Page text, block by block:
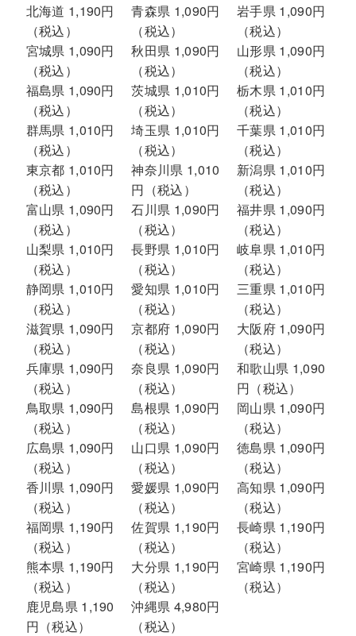
北海道 1,190円
（税込）
青森県 1,090円
（税込）
岩手県 1,090円
（税込）
宮城県 1,090円
（税込）
秋田県 1,090円
（税込）
山形県 1,090円
（税込）
福島県 1,090円
（税込）
茨城県 1,010円
（税込）
栃木県 1,010円
（税込）
群馬県 1,010円
（税込）
埼玉県 1,010円
（税込）
千葉県 1,010円
（税込）
東京都 1,010円
（税込）
神奈川県 1,010
円（税込）
新潟県 1,010円
（税込）
富山県 1,090円
（税込）
石川県 1,090円
（税込）
福井県 1,090円
（税込）
山梨県 1,010円
（税込）
長野県 1,010円
（税込）
岐阜県 1,010円
（税込）
静岡県 1,010円
（税込）
愛知県 1,010円
（税込）
三重県 1,010円
（税込）
滋賀県 1,090円
（税込）
京都府 1,090円
（税込）
大阪府 1,090円
（税込）
兵庫県 1,090円
（税込）
奈良県 1,090円
（税込）
和歌山県 1,090
円（税込）
鳥取県 1,090円
（税込）
島根県 1,090円
（税込）
岡山県 1,090円
（税込）
広島県 1,090円
（税込）
山口県 1,090円
（税込）
徳島県 1,090円
（税込）
香川県 1,090円
（税込）
愛媛県 1,090円
（税込）
高知県 1,090円
（税込）
福岡県 1,190円
（税込）
佐賀県 1,190円
（税込）
長崎県 1,190円
（税込）
熊本県 1,190円
（税込）
大分県 1,190円
（税込）
宮崎県 1,190円
（税込）
鹿児島県 1,190
円（税込）
沖縄県 4,980円
（税込）